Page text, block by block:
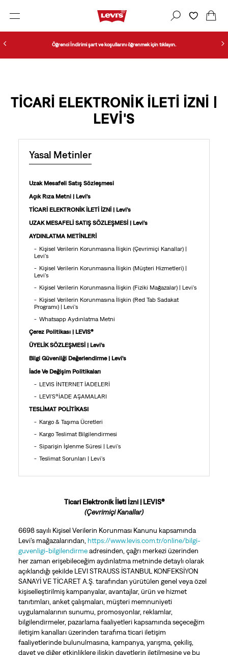
Öğrenci İndirimi şart ve koşullarını öğrenmek için tıklayın.
TİCARİ ELEKTRONİK İLETİ İZNİ |
LEVI'S
Yasal Metinler
Uzak Mesafeli Satış Sözleşmesi
Açık Rıza Metni | Levi's
TİCARİ ELEKTRONİK İLETİ İZNİ | Levi's
UZAK MESAFELİ SATIŞ SÖZLEŞMESİ | Levi's
AYDINLATMA METİNLERİ
Kişisel Verilerin Korunmasına İlişkin (Çevrimiçi Kanallar) |
Levi's
Kişisel Verilerin Korunmasına İlişkin (Müşteri Hizmetleri) |
Levi's
Kişisel Verilerin Korunmasına İlişkin (Fiziki Mağazalar) | Levi's
Kişisel Verilerin Korunmasına İlişkin (Red Tab Sadakat
Programı) | Levi's
Whatsapp Aydınlatma Metni
Çerez Politikası | LEVIS®
ÜYELİK SÖZLEŞMESİ | Levi's
Bilgi Güvenliği Değerlendirme | Levi's
İade Ve Değişim Politikaları
LEVIS İNTERNET İADELERİ
LEVI'S®İADE AŞAMALARI
TESLİMAT POLİTİKASI
Kargo & Taşıma Ücretleri
Kargo Teslimat Bilgilendirmesi
Siparişin İşlenme Süresi | Levi's
Teslimat Sorunları | Levi's
Ticari Elektronik İleti İzni | LEVIS®
(Çevrimiçi Kanallar)
6698 sayılı Kişisel Verilerin Korunması Kanunu kapsamında
Levi’s mağazalarından, https://www.levis.com.tr/online/bilgi-
guvenligi-bilgilendirmeadresinden, çağrı merkezi üzerinden
her zaman erişebileceğim aydınlatma metninde detaylı olarak
açıklandığı şekilde LEVI STRAUSS İSTANBUL KONFEKSİYON
SANAYİ VE TİCARET A.Ş. tarafından yürütülen genel veya özel
kişiselleştirilmiş kampanyalar, avantajlar, ürün ve hizmet
tanıtımları, anket çalışmaları, müşteri memnuniyeti
uygulamalarının sunumu, promosyonlar, reklamlar,
bilgilendirmeler, pazarlama faaliyetleri kapsamında seçeceğim
iletişim kanalları üzerinden tarafıma ticari iletişim
faaliyetlerinde bulunulmasına, kampanya, yarışma, çekiliş,
davet ve diğer etkinliklere ilişkin davetlerin iletilmesine ve bu